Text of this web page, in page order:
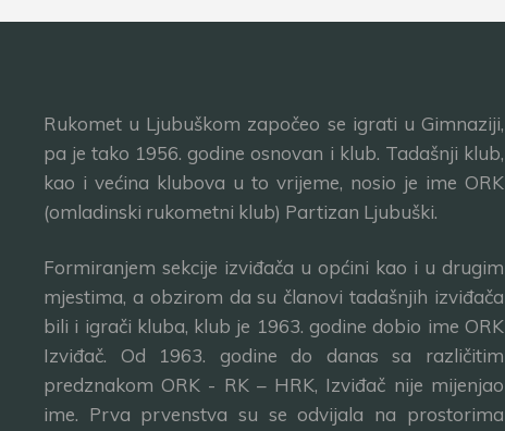
Rukomet u Ljubuškom započeo se igrati u Gimnaziji,
pa je tako 1956. godine osnovan i klub. Tadašnji klub,
kao i većina klubova u to vrijeme, nosio je ime ORK
(omladinski rukometni klub) Partizan Ljubuški.
Formiranjem sekcije izviđača u općini kao i u drugim
mjestima, a obzirom da su članovi tadašnjih izviđača
bili i igrači kluba, klub je 1963. godine dobio ime ORK
Izviđač. Od 1963. godine do danas sa različitim
predznakom ORK - RK – HRK, Izviđač nije mijenjao
ime. Prva prvenstva su se odvijala na prostorima